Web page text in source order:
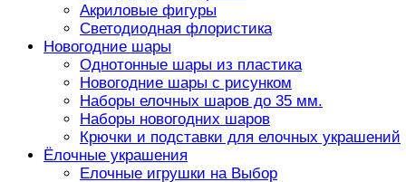
Акриловые фигуры
Светодиодная флористика
Новогодние шары
Однотонные шары из пластика
Новогодние шары с рисунком
Наборы елочных шаров до 35 мм.
Наборы новогодних шаров
Крючки и подставки для елочных украшений
Ёлочные украшения
Елочные игрушки на Выбор